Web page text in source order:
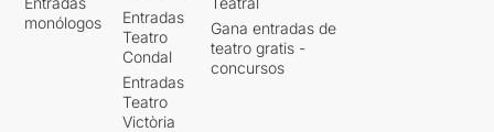
monólogos
Entradas
Teatro
Condal
Entradas
Teatro
Victòria
Gana entradas de
teatro gratis -
concursos